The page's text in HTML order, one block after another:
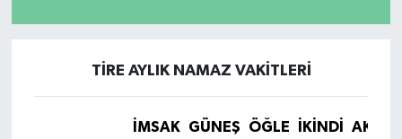
TİRE AYLIK NAMAZ VAKITLERI
İMSAK GÜNEŞ ÖĞLE İKINDI